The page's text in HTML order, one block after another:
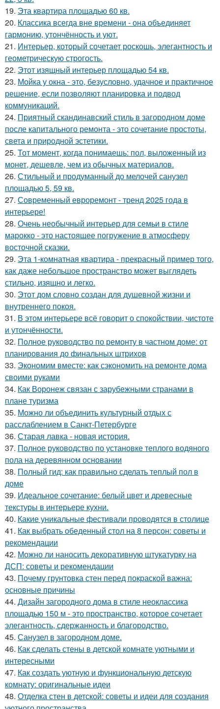
19. Эта квартира площадью 60 кв.
20. Классика всегда вне времени - она объединяет
гармонию, утончённость и уют.
21. Интерьер, который сочетает роскошь, элегантность и
геометрическую строгость.
22. Этот изящный интерьер площадью 54 кв.
23. Мойка у окна - это, безусловно, удачное и практичное
решение, если позволяют планировка и подвод
коммуникаций.
24. Приятный скандинавский стиль в загородном доме
после капитального ремонта - это сочетание простоты,
света и природной эстетики.
25. Тот момент, когда понимаешь: пол, выложенный из
монет, дешевле, чем из обычных материалов.
26. Стильный и продуманный до мелочей санузел
площадью 5, 59 кв.
27. Современный евроремонт - тренд 2025 года в
интерьере!
28. Очень необычный интерьер для семьи в стиле
марокко - это настоящее погружение в атмосферу
восточной сказки.
29. Эта 1-комнатная квартира - прекрасный пример того,
как даже небольшое пространство может выглядеть
стильно, изящно и легко.
30. Этот дом словно создан для душевной жизни и
внутреннего покоя.
31. В этом интерьере всё говорит о спокойствии, чистоте
и утончённости.
32. Полное руководство по ремонту в частном доме: от
планирования до финальных штрихов
33. Экономим вместе: как сэкономить на ремонте дома
своими руками
34. Как Воронеж связан с зарубежными странами в
плане туризма
35. Можно ли объединить культурный отдых с
расслаблением в Санкт-Петербурге
36. Старая лавка - новая история.
37. Полное руководство по установке теплого водяного
пола на деревянном основании
38. Полный гид: как правильно сделать теплый пол в
доме
39. Идеальное сочетание: белый цвет и древесные
текстуры в интерьере кухни.
40. Какие уникальные фестивали проводятся в столице
41. Как выбрать обеденный стол на 8 персон: советы и
рекомендации
42. Можно ли наносить декоративную штукатурку на
ДСП: советы и рекомендации
43. Почему грунтовка стен перед покраской важна:
основные причины
44. Дизайн загородного дома в стиле неоклассика
площадью 150 м - это пространство, которое сочетает
элегантность, сдержанность и благородство.
45. Санузел в загородном доме.
46. Как сделать стены в детской комнате уютными и
интересными
47. Как создать уютную и функциональную детскую
комнату: оригинальные идеи
48. Отделка стен в детской: советы и идеи для создания